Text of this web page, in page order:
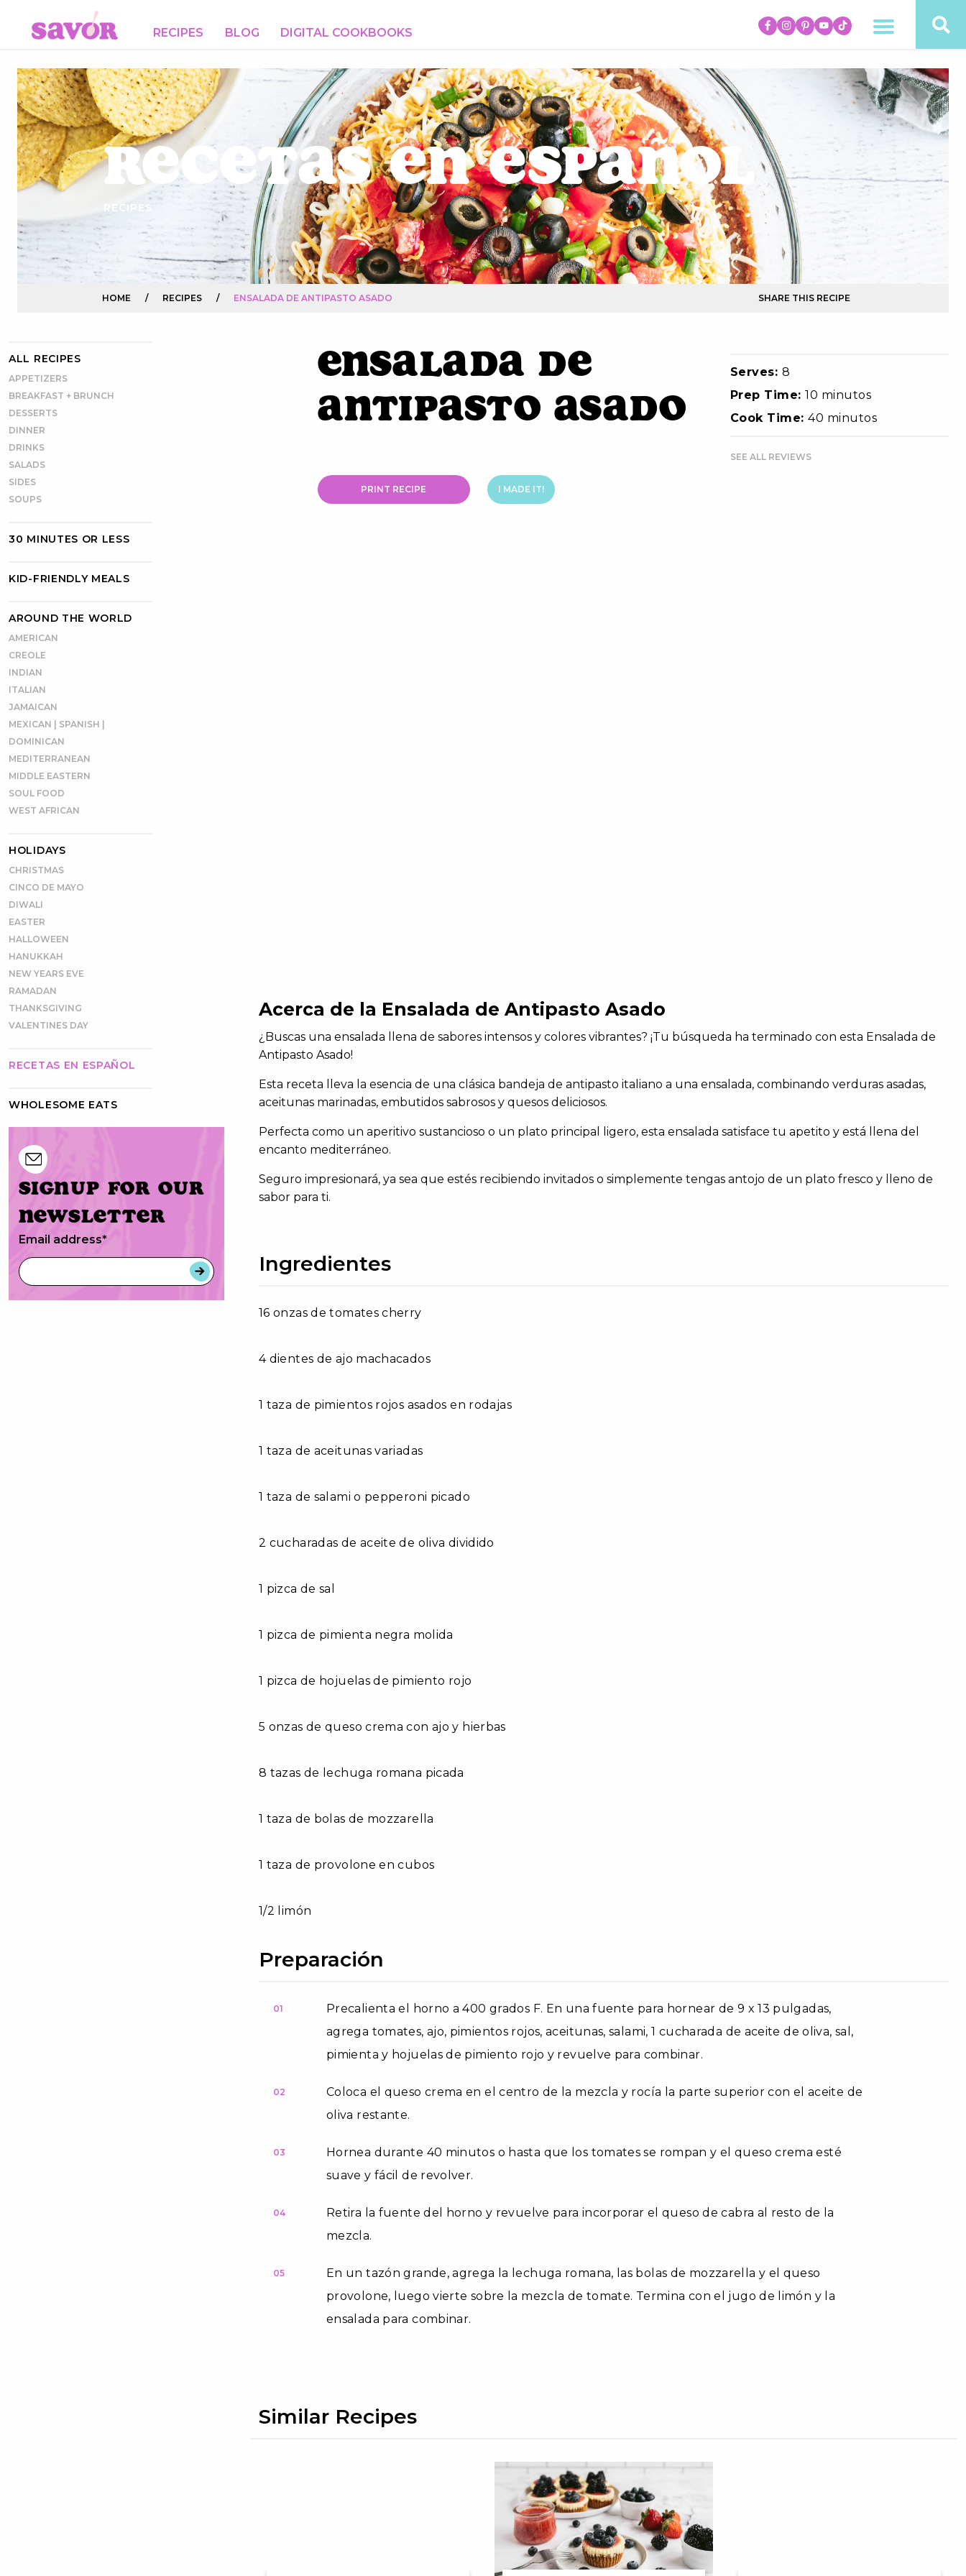
RECIPES BLOG DIGITAL COOKBOOKS
Recetas en Español
RECIPES
HOME / RECIPES / ENSALADA DE ANTIPASTO ASADO SHARE THIS RECIPE
ALL RECIPES
APPETIZERS
BREAKFAST + BRUNCH
DESSERTS
DINNER
DRINKS
SALADS
SIDES
SOUPS
30 MINUTES OR LESS
KID-FRIENDLY MEALS
AROUND THE WORLD
AMERICAN
CREOLE
INDIAN
ITALIAN
JAMAICAN
MEXICAN | SPANISH |
DOMINICAN
MEDITERRANEAN
MIDDLE EASTERN
SOUL FOOD
WEST AFRICAN
HOLIDAYS
CHRISTMAS
CINCO DE MAYO
DIWALI
EASTER
HALLOWEEN
HANUKKAH
NEW YEARS EVE
RAMADAN
THANKSGIVING
VALENTINES DAY
RECETAS EN ESPAÑOL
WHOLESOME EATS
Signup for our
newsletter
Email address*
Ensalada de
Antipasto Asado
PRINT RECIPE I MADE IT!
Serves: 8
Prep Time:10 minutos
Cook Time:40 minutos
SEE ALL REVIEWS
Acerca de la Ensalada de Antipasto Asado
¿Buscas una ensalada llena de sabores intensos y colores vibrantes? ¡Tu búsqueda ha terminado con esta Ensalada de
Antipasto Asado!
Esta receta lleva la esencia de una clásica bandeja de antipasto italiano a una ensalada, combinando verduras asadas,
aceitunas marinadas, embutidos sabrosos y quesos deliciosos.
Perfecta como un aperitivo sustancioso o un plato principal ligero, esta ensalada satisface tu apetito y está llena del
encanto mediterráneo.
Seguro impresionará, ya sea que estés recibiendo invitados o simplemente tengas antojo de un plato fresco y lleno de
sabor para ti.
Ingredientes
16 onzas de tomates cherry
4 dientes de ajo machacados
1 taza de pimientos rojos asados en rodajas
1 taza de aceitunas variadas
1 taza de salami o pepperoni picado
2 cucharadas de aceite de oliva dividido
1 pizca de sal
1 pizca de pimienta negra molida
1 pizca de hojuelas de pimiento rojo
5 onzas de queso crema con ajo y hierbas
8 tazas de lechuga romana picada
1 taza de bolas de mozzarella
1 taza de provolone en cubos
1/2 limón
Preparación
01
Precalienta el horno a 400 grados F. En una fuente para hornear de 9 x 13 pulgadas,
agrega tomates, ajo, pimientos rojos, aceitunas, salami, 1 cucharada de aceite de oliva, sal,
pimienta y hojuelas de pimiento rojo y revuelve para combinar.
02
Coloca el queso crema en el centro de la mezcla y rocía la parte superior con el aceite de
oliva restante.
03
Hornea durante 40 minutos o hasta que los tomates se rompan y el queso crema esté
suave y fácil de revolver.
04
Retira la fuente del horno y revuelve para incorporar el queso de cabra al resto de la
mezcla.
05
En un tazón grande, agrega la lechuga romana, las bolas de mozzarella y el queso
provolone, luego vierte sobre la mezcla de tomate. Termina con el jugo de limón y la
ensalada para combinar.
Similar Recipes